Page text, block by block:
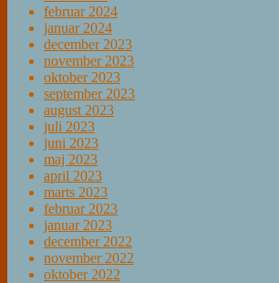
februar 2024
januar 2024
december 2023
november 2023
oktober 2023
september 2023
august 2023
juli 2023
juni 2023
maj 2023
april 2023
marts 2023
februar 2023
januar 2023
december 2022
november 2022
oktober 2022